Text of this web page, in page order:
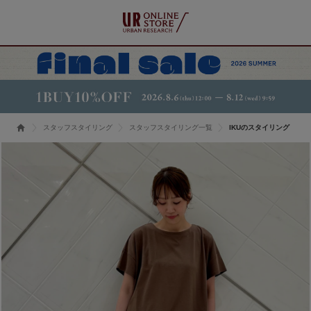
スタッフスタイリング スタッフスタイリング一覧 IKUのスタイリング